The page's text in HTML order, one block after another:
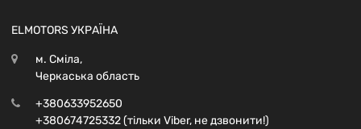
ELMOTORS УКРАЇНА
м. Сміла,
Черкаська область
+380633952650
+380674725332 (тільки Viber, не дзвонити!)